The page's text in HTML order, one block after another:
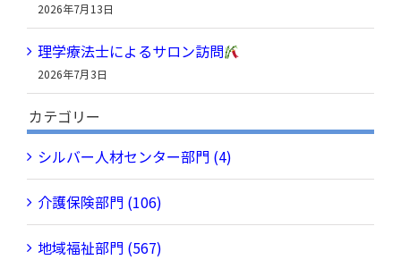
2026年7月13日
理学療法士によるサロン訪問
2026年7月3日
カテゴリー
シルバー人材センター部門 (4)
介護保険部門 (106)
地域福祉部門 (567)